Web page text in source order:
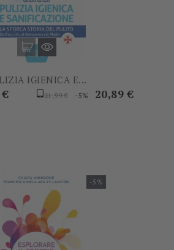
IGIENICA E...
Prezzo
21,99 € -5% Prezzo
20,89 €
-5%